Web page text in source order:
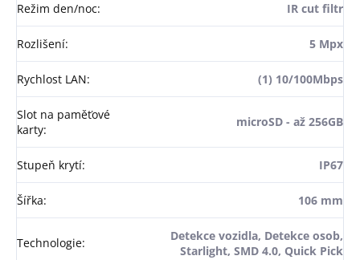
Režim den/noc: IR cut filtr
Rozlišení: 5 Mpx
Rychlost LAN: (1) 10/100Mbps
Slot na paměťové
karty:
microSD - až 256GB
Stupeň krytí: IP67
Šířka: 106 mm
Technologie:
Detekce vozidla, Detekce osob,
Starlight, SMD 4.0, Quick Pick